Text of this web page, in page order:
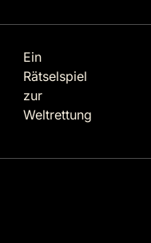
Ein
Rätselspiel
zur
Weltrettung